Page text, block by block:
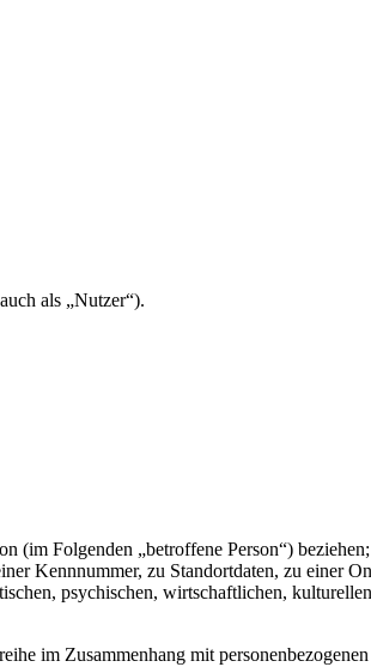
als „Nutzer“).
(im Folgenden „betroffene Person“)
Kennnummer, zu Standortdaten, zu einer
psychischen, wirtschaftlichen,
im Zusammenhang mit